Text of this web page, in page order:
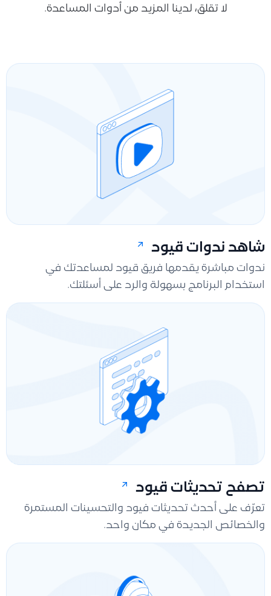
لا تقلق، لدينا المزيد من أدوات المساعدة.
شاهد ندوات قيود
ندوات مباشرة يقدمها فريق قيود لمساعدتك في
استخدام البرنامج بسهولة والرد على أسئلتك.
تصفح تحديثات قيود
تعرّف على أحدث تحديثات فيود والتحسينات المستمرة
والخصائص الجديدة في مكان واحد.